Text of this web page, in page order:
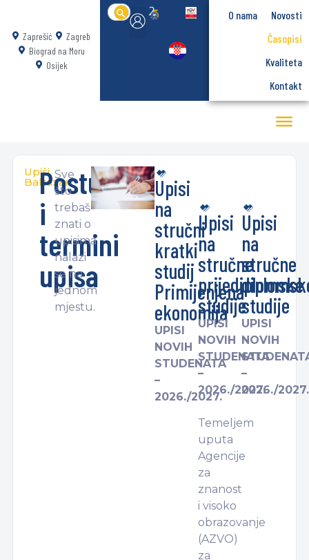
Zaprešić
Zagreb
Biograd na Moru
Osijek
Search
for:
O nama
Novosti
Časopisi
Kvaliteta
Kontakt
Upiši
Baltazar
Postupak
i
termini
upisa
Sve
što
trebaš
znati o
upisima
nalazi
se na
jednom
mjestu.
Upisi
na
stručni
kratki
studij
Primijenjena
ekonomija
UPISI
NOVIH
STUDENATA
–
2026./2027.
Upisi
na
stručne
prijediplomske
studije
UPISI
NOVIH
STUDENATA
–
2026./2027.
Temeljem
uputa
Agencije
za
znanost
i visoko
obrazovanje
(AZVO)
za
Upisi
na
stručne
studije
UPISI
NOVIH
–
2026./2027.